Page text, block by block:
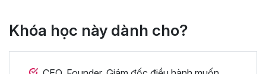
Khóa học này dành cho?